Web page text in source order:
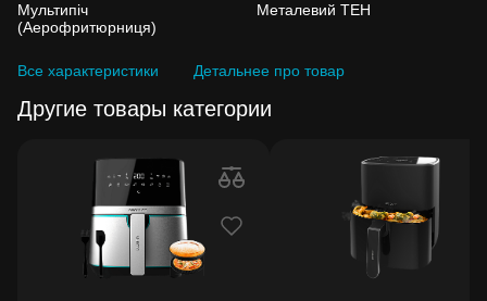
Мультипіч
(Аерофритюрниця)
Металевий ТЕН
Все характеристики Детальнее про товар
Другие товары категории